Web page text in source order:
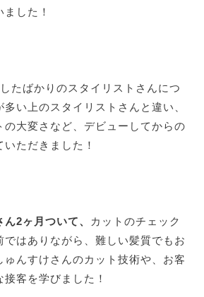
した！
たばかりのスタイリストさんにつ
い上のスタイリストさんと違い、
の大変さなど、デビューしてからの
ただきました！
2ヶ月ついて、 カットのチェック
ではありながら、難しい髪質でもお
ゅんすけさんのカット技術や、お客
客を学びました！